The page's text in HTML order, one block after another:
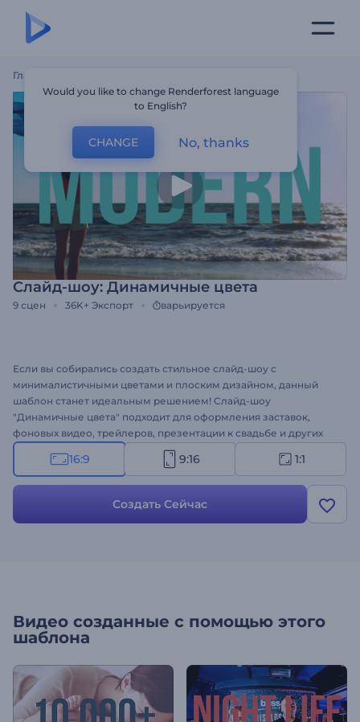
Главная
Слайд-шоу: Динамичные цвета
9 сцен 36K+ Экспорт варьируется
Если вы собирались создать стильное слайд-шоу с
минималистичными цветами и плоским дизайном, данный
шаблон станет идеальным решением! Слайд-шоу
"Динамичные цвета" подходит для оформления заставок,
фоновых видео, трейлеров, презентации к свадьбе и других
особых случаев. Шаблон включает несколько версий.
16:9 9:16 1:1
Создать Сейчас
Видео созданные с помощью этого
шаблона
Would you like to change Renderforest language
to English?
CHANGE No, thanks